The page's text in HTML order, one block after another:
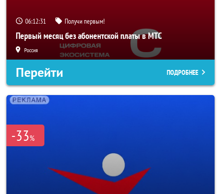
06:12:29 Получи первым!
Первый месяц без абонентской платы в МТС
Россия
Перейти ПОДРОБНЕЕ
-33%